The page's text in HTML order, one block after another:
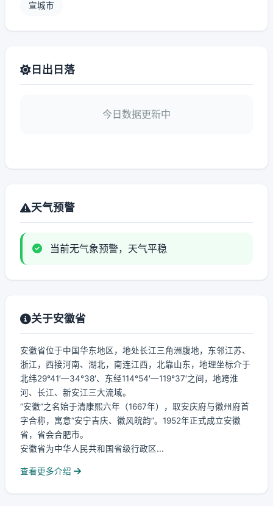
宣城市
日出日落
今日数据更新中
天气预警
当前无气象预警，天气平稳
关于安徽省
安徽省位于中国华东地区，地处长江三角洲腹地，东邻江苏、
浙江，西接河南、湖北，南连江西，北靠山东，地理坐标介于
北纬29°41′—34°38′、东经114°54′—119°37′之间，地跨淮
河、长江、新安江三大流域。
“安徽”之名始于清康熙六年（1667年），取安庆府与徽州府首
字合称，寓意“安宁吉庆、徽风皖韵”。1952年正式成立安徽
省，省会合肥市。
安徽省为中华人民共和国省级行政区...
查看更多介绍